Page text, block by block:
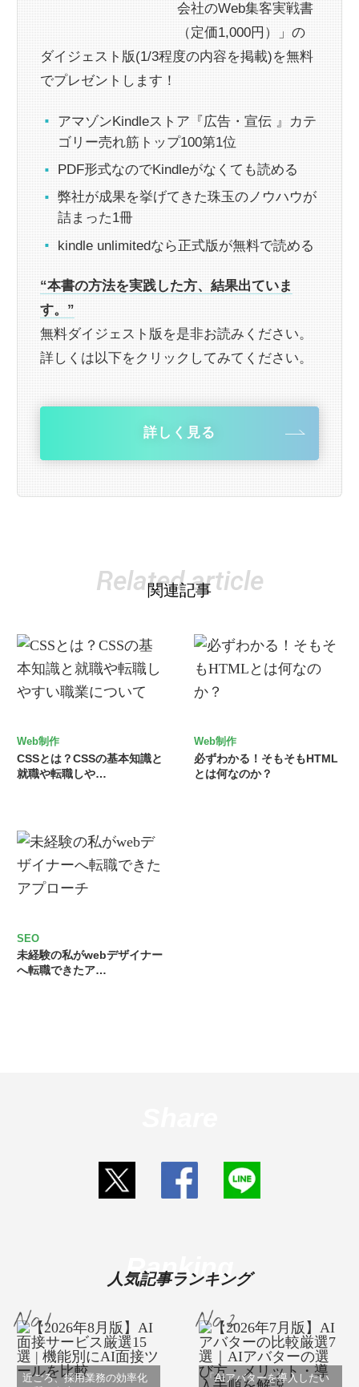
会社のWeb集客実戦書
（定価1,000円）」の
ダイジェスト版(1/3程度の内容を掲載)を無料
でプレゼントします！
アマゾンKindleストア『広告・宣伝 』カテ
ゴリー売れ筋トップ100第1位
PDF形式なのでKindleがなくても読める
弊社が成果を挙げてきた珠玉のノウハウが
詰まった1冊
kindle unlimitedなら正式版が無料で読める
“本書の方法を実践した方、結果出ていま
す。”
無料ダイジェスト版を是非お読みください。
詳しくは以下をクリックしてみてください。
詳しく見る
関連記事
Related article
Web制作
CSSとは？CSSの基本知識と
就職や転職しや…
Web制作
必ずわかる！そもそもHTML
とは何なのか？
SEO
未経験の私がwebデザイナー
へ転職できたア…
人気記事ランキング
Ranking
近ごろ、採用業務の効率化
「AIアバターを導入したい